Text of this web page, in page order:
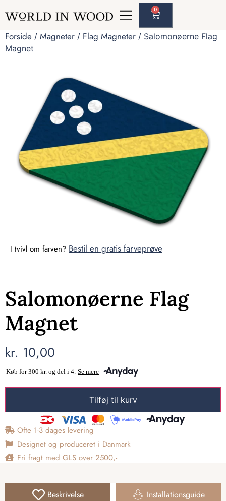
0
Forside / Magneter / Flag Magneter / Salomonøerne Flag
Magnet
I tvivl om farven? Bestil en gratis farveprøve
Salomonøerne Flag
Magnet
kr. 10,00
Tilføj til kurv
Ofte 1-3 dages levering
Designet og produceret i Danmark
Fri fragt med GLS over 2500,-
Beskrivelse Installationsguide